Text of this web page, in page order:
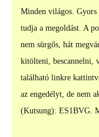
Minden világos. Gyors
tudja a megoldást. A
nem sürgős, hát
kitölteni, bescannelni,
található linkre
az engedélyt, de nem
(Kutsung): ES1BVG.